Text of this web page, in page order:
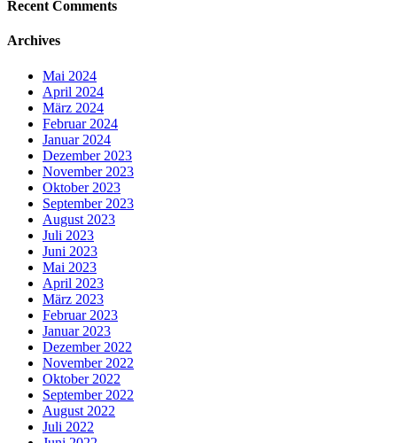
Recent Comments
Archives
Mai 2024
April 2024
März 2024
Februar 2024
Januar 2024
Dezember 2023
November 2023
Oktober 2023
September 2023
August 2023
Juli 2023
Juni 2023
Mai 2023
April 2023
März 2023
Februar 2023
Januar 2023
Dezember 2022
November 2022
Oktober 2022
September 2022
August 2022
Juli 2022